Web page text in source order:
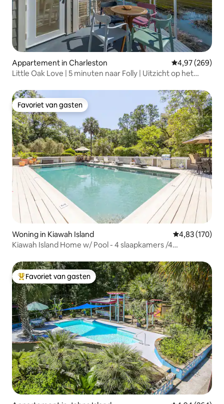
Appartement in Charleston Gemiddelde
4,97 (269)
Little Oak Love | 5 minuten naar Folly | Uitzicht op het
Favoriet van gasten
Favoriet van gasten
Woning in Kiawah Island Gemiddelde
4,83 (170)
Kiawah Island Home w/ Pool - 4 slaapkamers /4
Topfavoriet van gasten
Favoriet van gasten